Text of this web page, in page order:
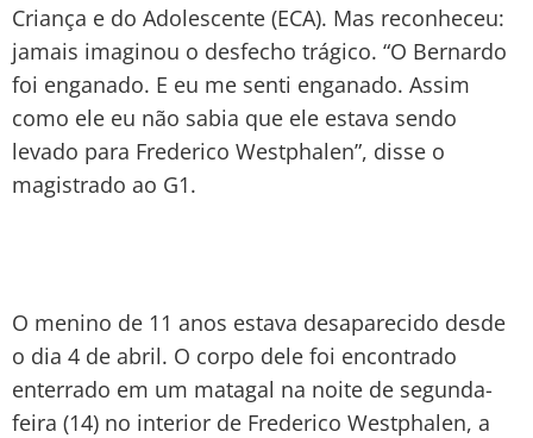
Criança e do Adolescente (ECA). Mas reconheceu:
jamais imaginou o desfecho trágico. “O Bernardo
foi enganado. E eu me senti enganado. Assim
como ele eu não sabia que ele estava sendo
levado para Frederico Westphalen”, disse o
magistrado ao G1.
O menino de 11 anos estava desaparecido desde
o dia 4 de abril. O corpo dele foi encontrado
enterrado em um matagal na noite de segunda-
feira (14) no interior de Frederico Westphalen, a